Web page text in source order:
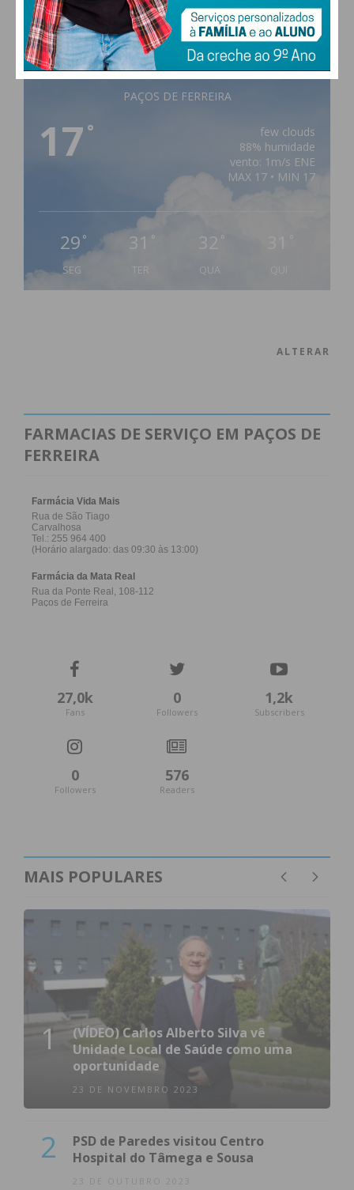
PAÇOS DE FERREIRA
17 °
few clouds
88% humidade
vento: 1m/s ENE
MAX 17 • MIN 17
29 °
SEG
31 °
TER
32 °
QUA
ALTERAR
FARMACIAS DE SERVIÇO EM PAÇOS DE
FERREIRA
27,0k
Fans
0
Followers
1,2k
Subscribers
0
Followers
576
Readers
MAIS POPULARES
1
(VÍDEO) Carlos Alberto Silva vê
Unidade Local de Saúde como uma
oportunidade
23 DE NOVEMBRO 2023
2
PSD de Paredes visitou Centro
Hospital do Tâmega e Sousa
23 DE OUTUBRO 2023